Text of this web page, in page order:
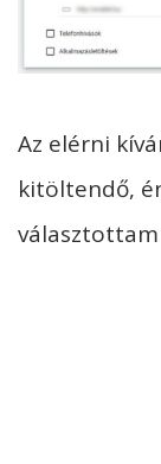
Az elérni
kitöltendő,